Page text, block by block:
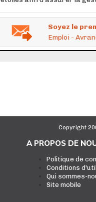
Soyez le
Emploi -
Copyright
A PROPOS DE
Politique de
Conditions
Qui sommes-
Site mobile